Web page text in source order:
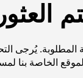
المطلوبة. يُرجى